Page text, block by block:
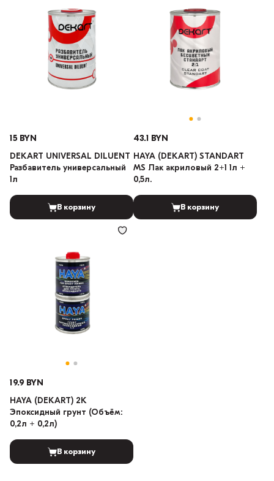
15 BYN
DEKART UNIVERSAL DILUENT
Разбавитель универсальный
1л
В корзину
43.1 BYN
HAYA (DEKART) STANDART
MS Лак акриловый 2+1 1л +
0,5л.
В корзину
19.9 BYN
HAYA (DEKART) 2K
Эпоксидный грунт (Объём:
0,2л + 0,2л)
В корзину